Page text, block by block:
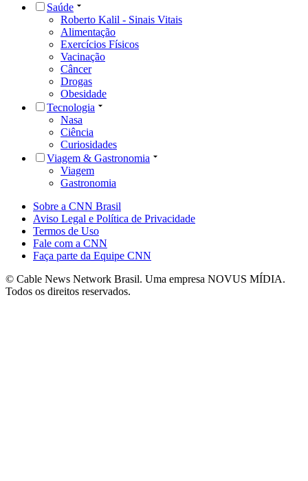
Saúde
Roberto Kalil - Sinais Vitais
Alimentação
Exercícios Físicos
Vacinação
Câncer
Drogas
Obesidade
Tecnologia
Nasa
Ciência
Curiosidades
Viagem & Gastronomia
Viagem
Gastronomia
Sobre a CNN Brasil
Aviso Legal e Política de Privacidade
Termos de Uso
Fale com a CNN
Faça parte da Equipe CNN
© Cable News Network Brasil. Uma empresa NOVUS MÍDIA.
Todos os direitos reservados.